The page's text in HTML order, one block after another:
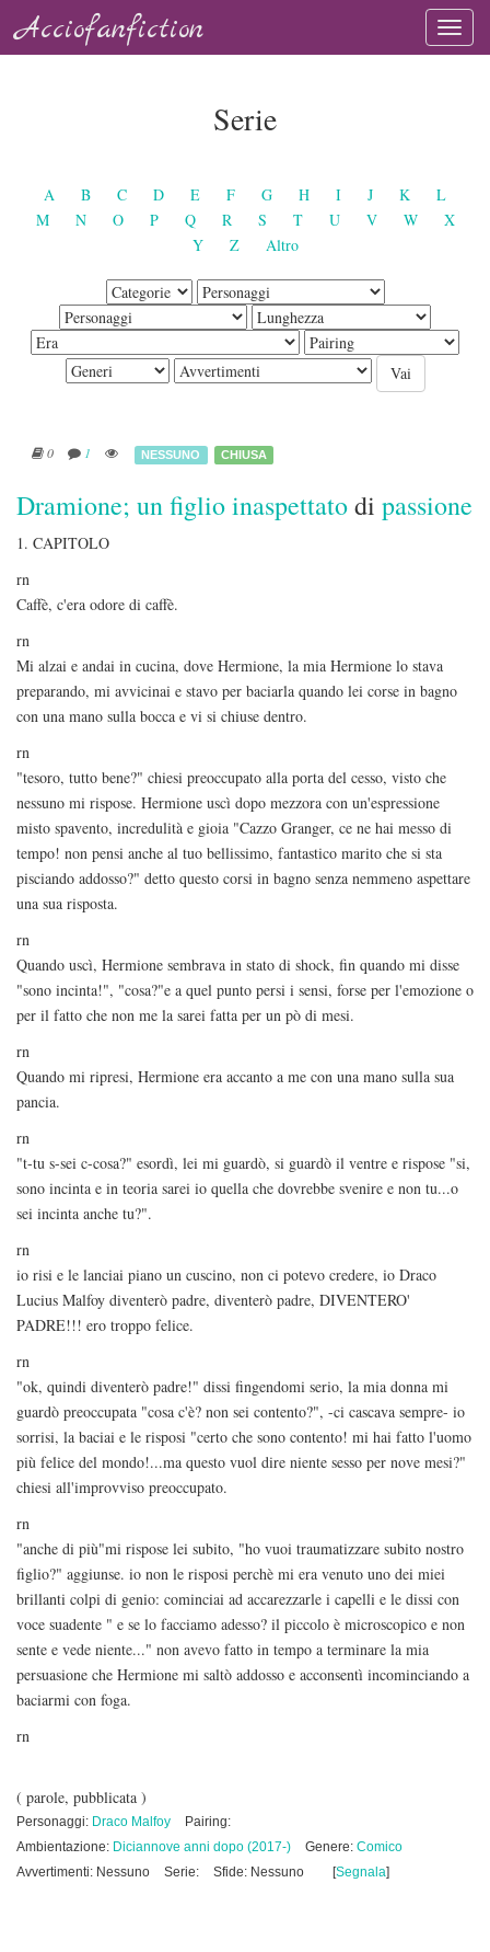
Acciofanfiction
Serie
A B C D E F G H I J K
L
M
N O P Q R S T U V W
X
Y
Z Altro
0 1 NESSUNO CHIUSA
Dramione; un figlio inaspettatodi passione
1. CAPITOLO
rn
Caffè, c'era odore di caffè.
rn
Mi alzai e andai in cucina, dove Hermione, la mia Hermione lo stava
preparando, mi avvicinai e stavo per baciarla quando lei corse in bagno
con una mano sulla bocca e vi si chiuse dentro.
rn
"tesoro, tutto bene?" chiesi preoccupato alla porta del cesso, visto che
nessuno mi rispose. Hermione uscì dopo mezzora con un'espressione
misto spavento, incredulità e gioia "Cazzo Granger, ce ne hai messo di
tempo! non pensi anche al tuo bellissimo, fantastico marito che si sta
pisciando addosso?" detto questo corsi in bagno senza nemmeno aspettare
una sua risposta.
rn
Quando uscì, Hermione sembrava in stato di shock, fin quando mi disse
"sono incinta!", "cosa?"e a quel punto persi i sensi, forse per l'emozione o
per il fatto che non me la sarei fatta per un pò di mesi.
rn
Quando mi ripresi, Hermione era accanto a me con una mano sulla sua
pancia.
rn
"t-tu s-sei c-cosa?" esordì, lei mi guardò, si guardò il ventre e rispose "si,
sono incinta e in teoria sarei io quella che dovrebbe svenire e non tu...o
sei incinta anche tu?".
rn
io risi e le lanciai piano un cuscino, non ci potevo credere, io Draco
Lucius Malfoy diventerò padre, diventerò padre, DIVENTERO'
PADRE!!! ero troppo felice.
rn
"ok, quindi diventerò padre!" dissi fingendomi serio, la mia donna mi
guardò preoccupata "cosa c'è? non sei contento?", -ci cascava sempre- io
sorrisi, la baciai e le risposi "certo che sono contento! mi hai fatto l'uomo
più felice del mondo!...ma questo vuol dire niente sesso per nove mesi?"
chiesi all'improvviso preoccupato.
rn
"anche di più"mi rispose lei subito, "ho vuoi traumatizzare subito nostro
figlio?" aggiunse. io non le risposi perchè mi era venuto uno dei miei
brillanti colpi di genio: cominciai ad accarezzarle i capelli e le dissi con
voce suadente " e se lo facciamo adesso? il piccolo è microscopico e non
sente e vede niente..." non avevo fatto in tempo a terminare la mia
persuasione che Hermione mi saltò addosso e acconsentì incominciando a
baciarmi con foga.
rn
( parole, pubblicata )
Personaggi: Draco Malfoy
Pairing:
Ambientazione: Diciannove anni dopo (2017-) Genere: Comico
Avvertimenti: Nessuno
Serie: Sfide: Nessuno [Segnala]